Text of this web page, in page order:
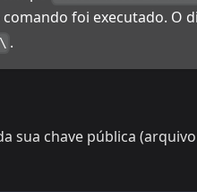
foi executado. O
.
sua chave pública